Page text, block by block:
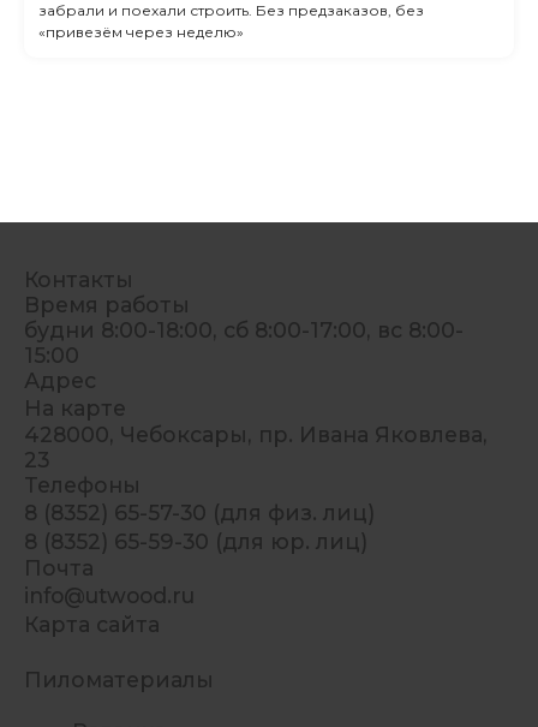
забрали и поехали строить. Без предзаказов, без
«привезём через неделю»
Контакты
Время работы
будни 8:00-18:00, сб 8:00-17:00, вс 8:00-
15:00
Адрес
На карте
428000, Чебоксары, пр. Ивана Яковлева,
23
Телефоны
8 (8352) 65-57-30 (для физ. лиц)
8 (8352) 65-59-30 (для юр. лиц)
Почта
info@utwood.ru
Карта сайта
Пиломатериалы